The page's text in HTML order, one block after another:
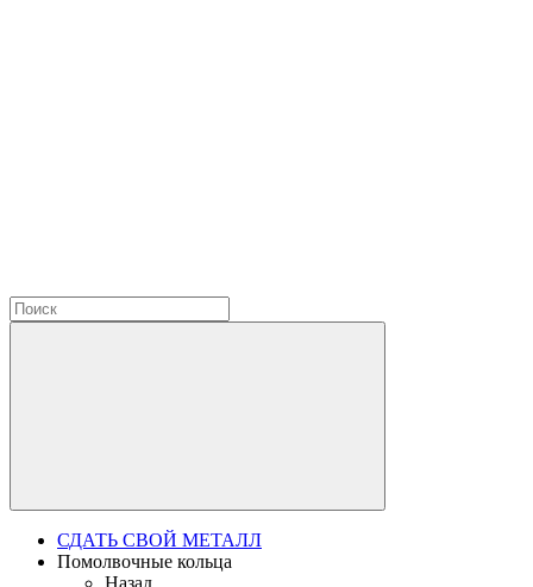
СДАТЬ СВОЙ МЕТАЛЛ
Помолвочные кольца
Назад